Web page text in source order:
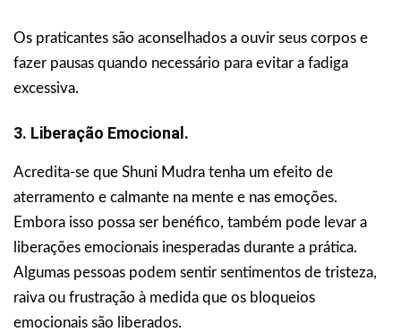
Os praticantes são aconselhados a ouvir seus corpos e
fazer pausas quando necessário para evitar a fadiga
excessiva.
3. Liberação Emocional.
Acredita-se que Shuni Mudra tenha um efeito de
aterramento e calmante na mente e nas emoções.
Embora isso possa ser benéfico, também pode levar a
liberações emocionais inesperadas durante a prática.
Algumas pessoas podem sentir sentimentos de tristeza,
raiva ou frustração à medida que os bloqueios
emocionais são liberados.